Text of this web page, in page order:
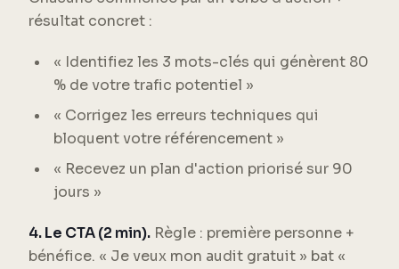
résultat concret :
« Identifiez les 3 mots-clés qui génèrent 80
% de votre trafic potentiel »
« Corrigez les erreurs techniques qui
bloquent votre référencement »
« Recevez un plan d'action priorisé sur 90
jours »
4. Le CTA (2 min). Règle : première personne +
bénéfice. « Je veux mon audit gratuit » bat «